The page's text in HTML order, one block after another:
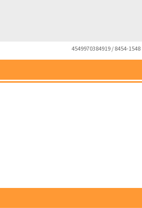
4549970384919 / 8454-1548